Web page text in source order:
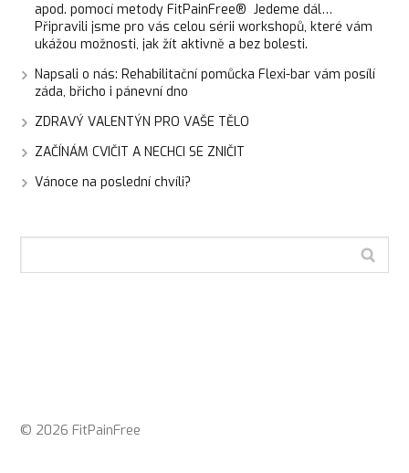
apod. pomocí metody FitPainFree® Jedeme dál…
Připravili jsme pro vás celou sérii workshopů, které vám
ukážou možnosti, jak žít aktivně a bez bolesti.
Napsali o nás: Rehabilitační pomůcka Flexi-bar vám posílí
záda, břicho i pánevní dno
ZDRAVÝ VALENTÝN PRO VAŠE TĚLO
ZAČÍNÁM CVIČIT A NECHCI SE ZNIČIT
Vánoce na poslední chvíli?
© 2026 FitPainFree